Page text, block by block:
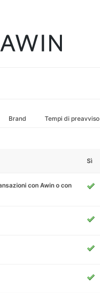
Brand Tempi di preavviso
Sì
con Awin o con